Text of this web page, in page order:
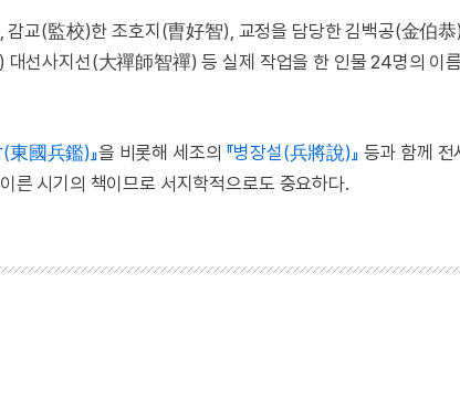
감교(監校)한 조호지(曺好智), 교정을 담당한 김백공(金伯恭)
선사지선(大禪師智禪) 등 실제 작업을 한 인물 24명의 이
(東國兵鑑)』을 비롯해 세조의 『병장설(兵將說)』 등과 함께 전
른 시기의 책이므로 서지학적으로도 중요하다.